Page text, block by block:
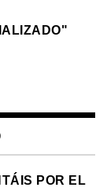
POR EL